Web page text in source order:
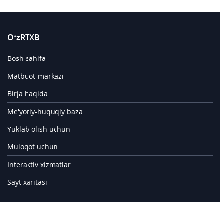
O‘zRTXB
Bosh sahifa
Matbuot-markazi
Birja haqida
Me'yoriy-huquqiy baza
Yuklab olish uchun
Muloqot uchun
Interaktiv xizmatlar
Sayt xaritasi